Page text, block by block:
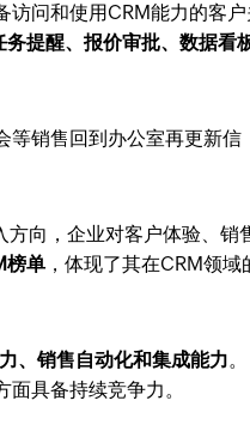
访问和使用CRM能力的客
提醒、报价审批、数据看
等销售回到办公室再更新信
向，企业对客户体验、销
榜单 ，体现了其在CRM领域
、销售自动化和集成能力。
具备持续竞争力。